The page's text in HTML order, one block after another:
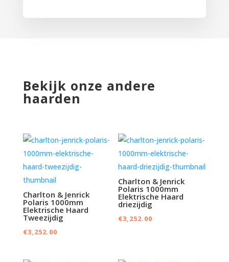
Bekijk onze andere
haarden
Charlton & Jenrick
Polaris 1000mm
Elektrische Haard
Tweezijdig
€3,252.00
Charlton & Jenrick
Polaris 1000mm
Elektrische Haard
driezijdig
€3,252.00